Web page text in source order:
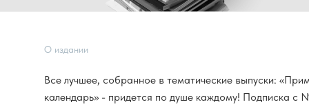
О издании
Все лучшее, собранное в тематические выпуски:
календарь» - придется по душе каждому! Подписка